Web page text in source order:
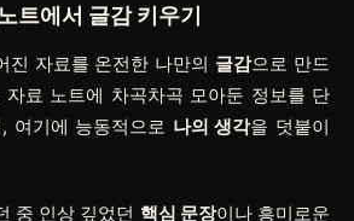
트에서 글감 키우기
진 자료를 온전한 나만의 글감으로 만드
료 노트에 차곡차곡 모아둔 정보를 단
여기에 능동적으로 나의 생각을 덧붙이
중 인상 깊었던 핵심 문장이나 흥미로운